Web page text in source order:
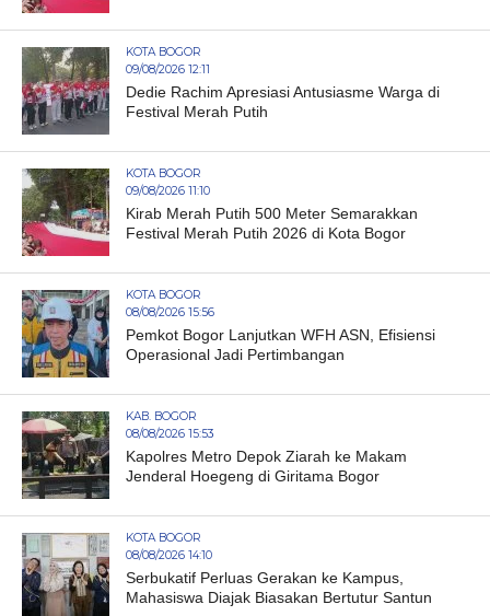
KOTA BOGOR
09/08/2026 12:11
Dedie Rachim Apresiasi Antusiasme Warga di
Festival Merah Putih
KOTA BOGOR
09/08/2026 11:10
Kirab Merah Putih 500 Meter Semarakkan
Festival Merah Putih 2026 di Kota Bogor
KOTA BOGOR
08/08/2026 15:56
Pemkot Bogor Lanjutkan WFH ASN, Efisiensi
Operasional Jadi Pertimbangan
KAB. BOGOR
08/08/2026 15:53
Kapolres Metro Depok Ziarah ke Makam
Jenderal Hoegeng di Giritama Bogor
KOTA BOGOR
08/08/2026 14:10
Serbukatif Perluas Gerakan ke Kampus,
Mahasiswa Diajak Biasakan Bertutur Santun